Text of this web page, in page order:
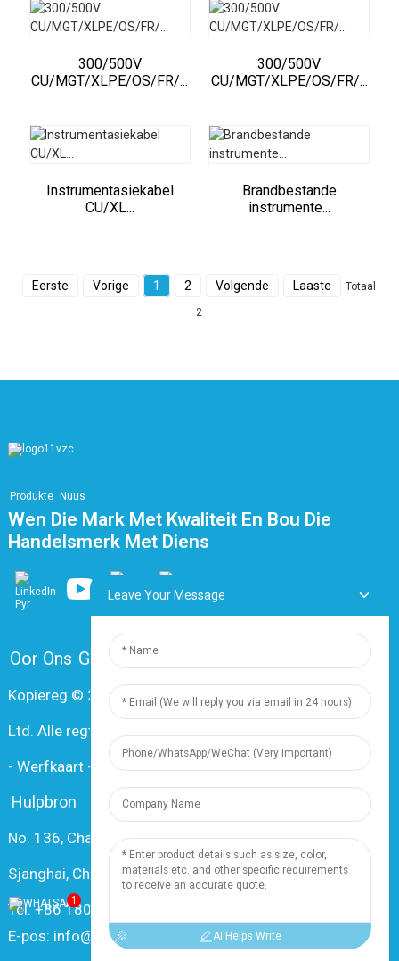
300/500V
CU/MGT/XLPE/OS/FR/...
300/500V
CU/MGT/XLPE/OS/FR/...
Instrumentasiekabel
CU/XL...
Brandbestande
instrumente...
Eerste Vorige 1 2 Volgende Laaste Totaal
2
Produkte Nuus
Wen Die Mark Met Kwaliteit En Bou Die
Handelsmerk Met Diens
Oor Ons Gereelde vrae
Kopiereg © 2024 Shanghai Dingzun Electric & Cable Co.,
Ltd. Alle regte voorbehou.
- Werfkaart- Resource
Hulpbron
No. 136, Changxiang Rd., Nanxiang Town, 201802,
Sjanghai, China
Tel: +86 18019377761
E-pos: info@dingzuncable.com
1
Leave Your Message
AI Helps Write